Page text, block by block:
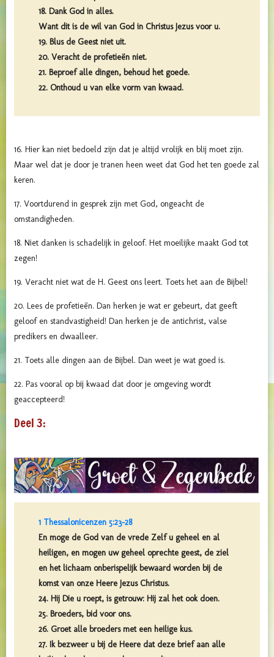
18. Dank God in alles.
Want dit is de wil van God in Christus Jezus voor u.
19. Blus de Geest niet uit.
20. Veracht de profetieën niet.
21. Beproef alle dingen, behoud het goede.
22. Onthoud u van elke vorm van kwaad.
16. Hier kan niet bedoeld zijn dat je altijd vrolijk en blij moet zijn.
Maar wel dat je door je tranen heen weet dat God het ten goede zal
keren.
17. Voortdurend in gesprek zijn met God, ongeacht de
omstandigheden.
18. Niet danken is schadelijk in geloof. Het moeilijke maakt God tot
zegen!
19. Veracht niet wat de H. Geest ons leert. Toets het aan de Bijbel!
20. Lees de profetieën. Dan herken je wat er gebeurt, dat geeft
geloof en standvastigheid! Dan herken je de antichrist, valse
predikers en dwaalleer.
21. Toets alle dingen aan de Bijbel. Dan weet je wat goed is.
22. Pas vooral op bij kwaad dat door je omgeving wordt
geaccepteerd!
Deel 3:
1 Thessalonicenzen 5:23-28
En moge de God van de vrede Zelf u geheel en al
heiligen, en mogen uw geheel oprechte geest, de ziel
en het lichaam onberispelijk bewaard worden bij de
komst van onze Heere Jezus Christus.
24. Hij Die u roept, is getrouw: Hij zal het ook doen.
25. Broeders, bid voor ons.
26. Groet alle broeders met een heilige kus.
27. Ik bezweer u bij de Heere dat deze brief aan alle